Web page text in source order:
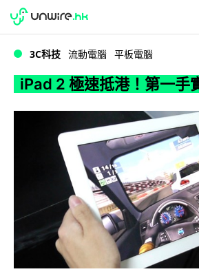
iPad 2 極速抵港！第一手
WWDC 2026
3C科技 流動電腦 平板電腦
iPad 2 極速抵港！第一手